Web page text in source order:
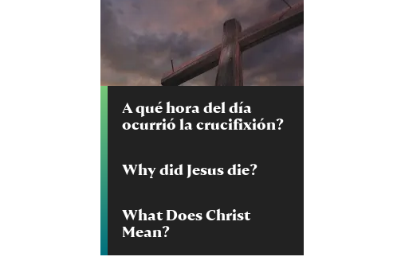
A qué hora del día
ocurrió la crucifixión?
Why did Jesus die?
What Does Christ
Mean?